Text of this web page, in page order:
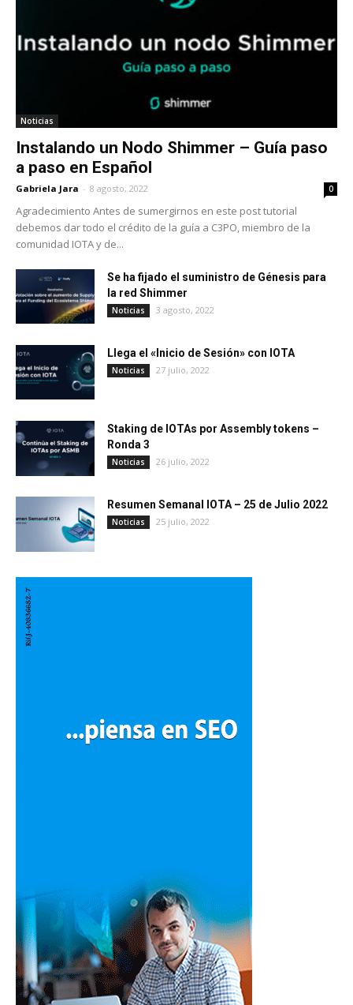
Noticias
Instalando un Nodo Shimmer – Guía paso
a paso en Español
Gabriela Jara - 8 agosto, 2022 0
Agradecimiento Antes de sumergirnos en este post tutorial
debemos dar todo el crédito de la guía a C3PO, miembro de la
comunidad IOTA y de...
Se ha fijado el suministro de Génesis para
la red Shimmer
Noticias 3 agosto, 2022
Llega el «Inicio de Sesión» con IOTA
Noticias 27 julio, 2022
Staking de IOTAs por Assembly tokens –
Ronda 3
Noticias 26 julio, 2022
Resumen Semanal IOTA – 25 de Julio 2022
Noticias 25 julio, 2022